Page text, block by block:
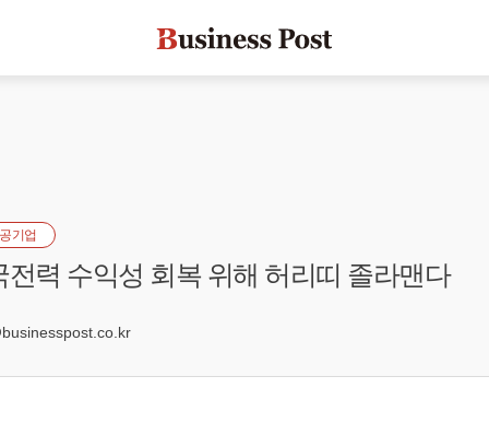
공기업
전력 수익성 회복 위해 허리띠 졸라맨다